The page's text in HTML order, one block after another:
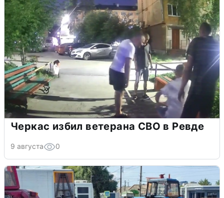
Черкас избил ветерана СВО в Ревде
9 августа 0